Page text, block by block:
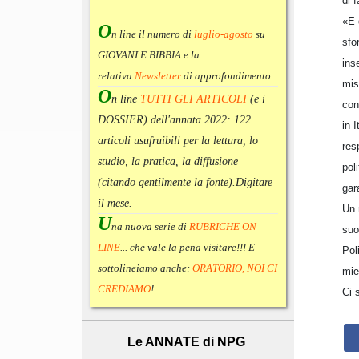
On line il numero di luglio-agosto su
GIOVANI E BIBBIA e la
relativa Newsletter di approfondimento.
On line TUTTI GLI ARTICOLI (e i
DOSSIER) dell'annata 2022: 122
articoli usufruibili per la lettura, lo
studio, la pratica, la diffusione
(citando gentilmente la fonte).Digitare
il mese.
Una nuova serie di RUBRICHE ON
LINE... che vale la pena visitare!!! E
sottolineiamo anche: ORATORIO, NOI CI
CREDIAMO!
Le ANNATE di NPG
«E
in
Un
Ci